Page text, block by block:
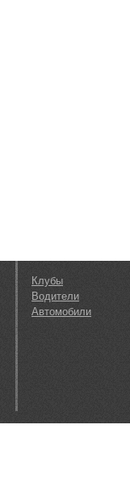
Клубы
Водители
Автомобили